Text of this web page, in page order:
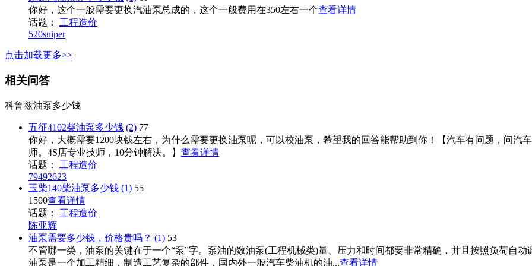
你好，这个一般需要更换汽油泵总成的，这个一般费用在350左右一个查看详情
话题：
工程造价
520sniper
点击加载更多>>
相关问答
科鲁兹油泵多少钱
五征4102柴油泵多少钱 (2) 77
你好，大概需要1200块钱左右，为什么需要更换油泵呢，可以校油泵，希望我的回答能帮助到你！【汽车有问题，问汽
师。4S店专业技师，10分钟解决。】 查看详情
话题：
工程造价
79492623
玉柴140柴油泵多少钱 (1) 55
1500查看详情
话题：
工程造价
陈亚辉
油泵需要多少钱，价格贵吗？ (1) 53
不管哪一类，油泵的关键在于一个“泵”字。泵油的数油泵(工程机械类)量、压力和时间都要非常精确，并且按照负荷自动
油泵是一个加工精细，制造工艺复杂的部件，国内外一般汽车柴油机的油...查看详情